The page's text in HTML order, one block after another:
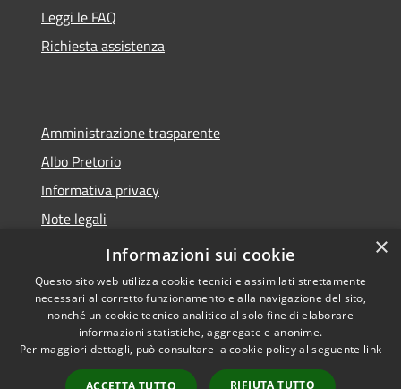
Leggi le FAQ
Richiesta assistenza
Amministrazione trasparente
Albo Pretorio
Informativa privacy
Note legali
Dichiarazione di accessibilità
Accessibilità
Copyright © 2026 • Comune di
Rivarolo del Re ed Uniti •
Powered byMunicipium
×
Informazioni sui cookie
Questo sito web utilizza cookie tecnici e assimilati strettamente
necessari al corretto funzionamento e alla navigazione del sito,
nonché un cookie tecnico analitico al solo fine di elaborare
informazioni statistiche, aggregate e anonime.
Per maggiori dettagli, può consultare la cookie policy al seguente link
ACCETTA TUTTO RIFIUTA TUTTO